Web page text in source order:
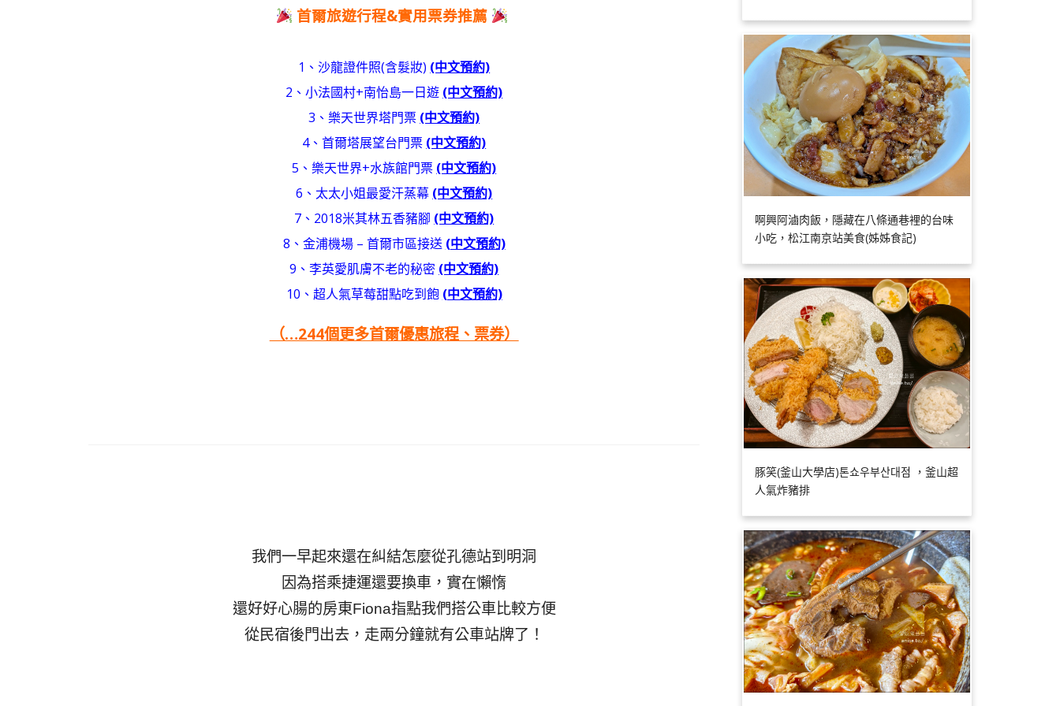
首爾旅遊行程&實用票券推薦
1、沙龍證件照(含髮妝) (中文預約)
2、小法國村+南怡島一日遊 (中文預約)
3、樂天世界塔門票 (中文預約)
4、首爾塔展望台門票 (中文預約)
5、樂天世界+水族館門票 (中文預約)
6、太太小姐最愛汗蒸幕 (中文預約)
7、2018米其林五香豬腳 (中文預約)
8、金浦機場 – 首爾市區接送 (中文預約)
9、李英愛肌膚不老的秘密 (中文預約)
10、超人氣草莓甜點吃到飽 (中文預約)
（…244個更多首爾優惠旅程、票券）
我們一早起來還在糾結怎麼從孔德站到明洞
因為搭乘捷運還要換車，實在懶惰
還好好心腸的房東Fiona指點我們搭公車比較方便
從民宿後門出去，走兩分鐘就有公車站牌了！
啊興阿滷肉飯，隱藏在八條通巷裡的台味
小吃，松江南京站美食(姊姊食記)
豚笑(釜山大學店)톤쇼우부산대점 ，釜山超
人氣炸豬排